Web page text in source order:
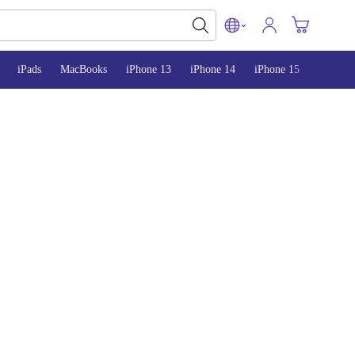
iPads MacBooks iPhone 13 iPhone 14 iPhone 15